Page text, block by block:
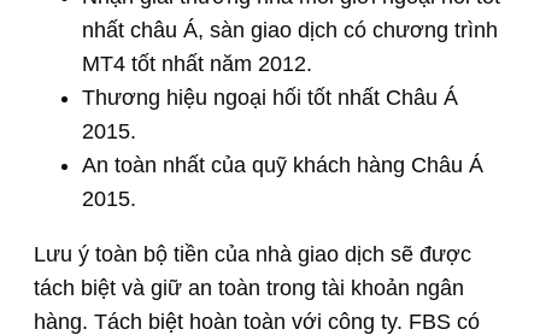
nhất châu Á, sàn giao dịch có chương trình
MT4 tốt nhất năm 2012.
Thương hiệu ngoại hối tốt nhất Châu Á
2015.
An toàn nhất của quỹ khách hàng Châu Á
2015.
Lưu ý toàn bộ tiền của nhà giao dịch sẽ được
tách biệt và giữ an toàn trong tài khoản ngân
hàng. Tách biệt hoàn toàn với công ty. FBS có